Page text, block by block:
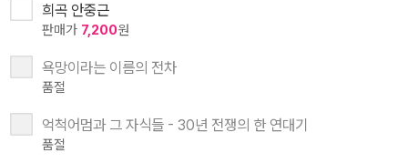
희곡 안중근
판매가 7,200원
욕망이라는 이름의 전차
품절
억척어멈과 그 자식들 - 30년 전쟁의 한 연대기
품절